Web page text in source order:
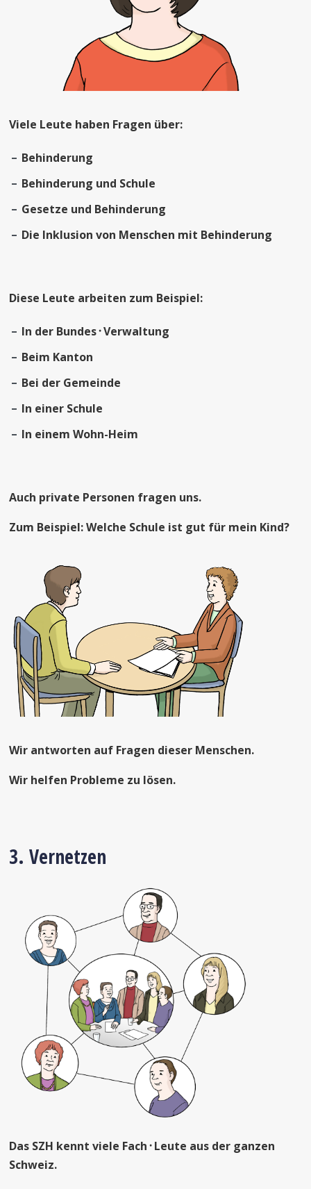
Viele Leute haben Fragen über:
Behinderung
Behinderung und Schule
Gesetze und Behinderung
Die Inklusion von Menschen mit Behinderung
Diese Leute arbeiten zum Beispiel:
In der Bundes᛫Verwaltung
Beim Kanton
Bei der Gemeinde
In einer Schule
In einem Wohn-Heim
Auch private Personen fragen uns.
Zum Beispiel: Welche Schule ist gut für mein Kind?
Wir antworten auf Fragen dieser Menschen.
Wir helfen Probleme zu lösen.
3. Vernetzen
Das SZH kennt viele Fach᛫Leute aus der ganzen
Schweiz.